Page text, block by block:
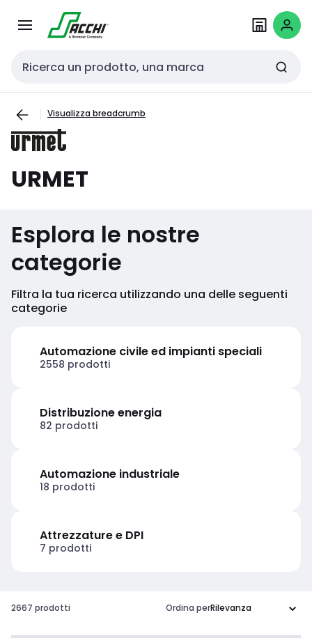
navigazionecontenuto
Cerca input
Visualizza breadcrumb
URMET
Esplora le nostre
categorie
Filtra la tua ricerca utilizzando una delle seguenti
categorie
Automazione civile ed impianti speciali
2558 prodotti
Distribuzione energia
82 prodotti
Automazione industriale
18 prodotti
Attrezzature e DPI
7 prodotti
2667 prodotti Ordina per